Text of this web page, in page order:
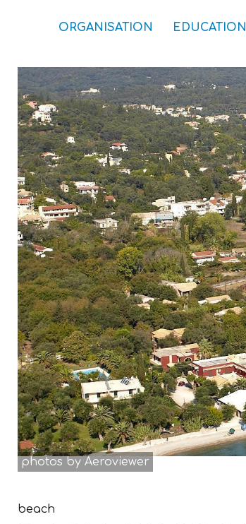
ORGANISATION EDUCATION
photos by Aeroviewer
beach